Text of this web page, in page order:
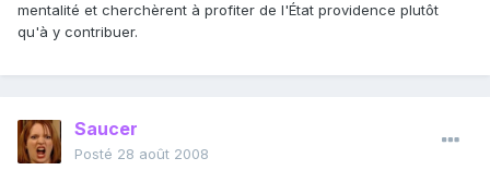
mentalité et cherchèrent à profiter de l'État providence plutôt
qu'à y contribuer.
Saucer
Posté 28 août 2008